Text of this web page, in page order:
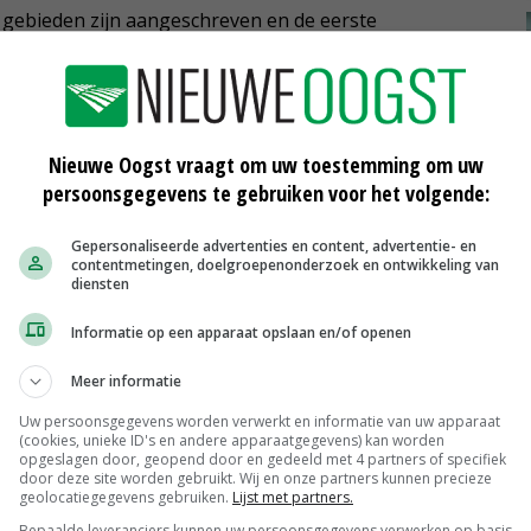
zijn aangeschreven en de eerste
projectleider Caroline Schrandt. Deelnemers
en hebben tot eind 2021 om te kijken welke
de Europese Nitraatrichtlijn te voldoen.
als dit komt niet nog een keer langs.'
HaskoningDHV laat zien hoe het meetnet rond de
metingen van de waterwinbedrijven zelf zijn er
systeem' dat de waterkwaliteit in de
het waterbedrijf eerder anticiperen. Dan gaat het om
Voor de deelnemers aan het project wordt
Nieuwe Oogst vraagt om uw toestemming om uw
persoonsgegevens te gebruiken voor het volgende:
Gepersonaliseerde advertenties en content, advertentie- en
contentmetingen, doelgroepenonderzoek en ontwikkeling van
diensten
Informatie op een apparaat opslaan en/of openen
Meer informatie
Uw persoonsgegevens worden verwerkt en informatie van uw apparaat
(cookies, unieke ID's en andere apparaatgegevens) kan worden
opgeslagen door, geopend door en gedeeld met 4 partners of specifiek
door deze site worden gebruikt. Wij en onze partners kunnen precieze
geolocatiegegevens gebruiken. Lijst met partners.